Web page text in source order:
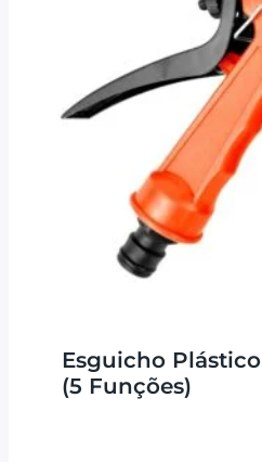
Esguicho Plástico
(5 Funções)